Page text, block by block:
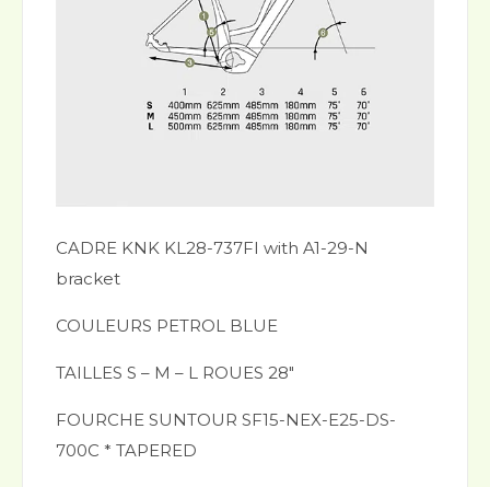
CADRE KNK KL28-737FI with A1-29-N
bracket
COULEURS PETROL BLUE
TAILLES S – M – L ROUES 28″
FOURCHE SUNTOUR SF15-NEX-E25-DS-
700C * TAPERED